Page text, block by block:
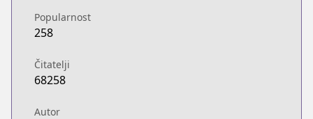
Popularnost
258
Čitatelji
68258
Autor